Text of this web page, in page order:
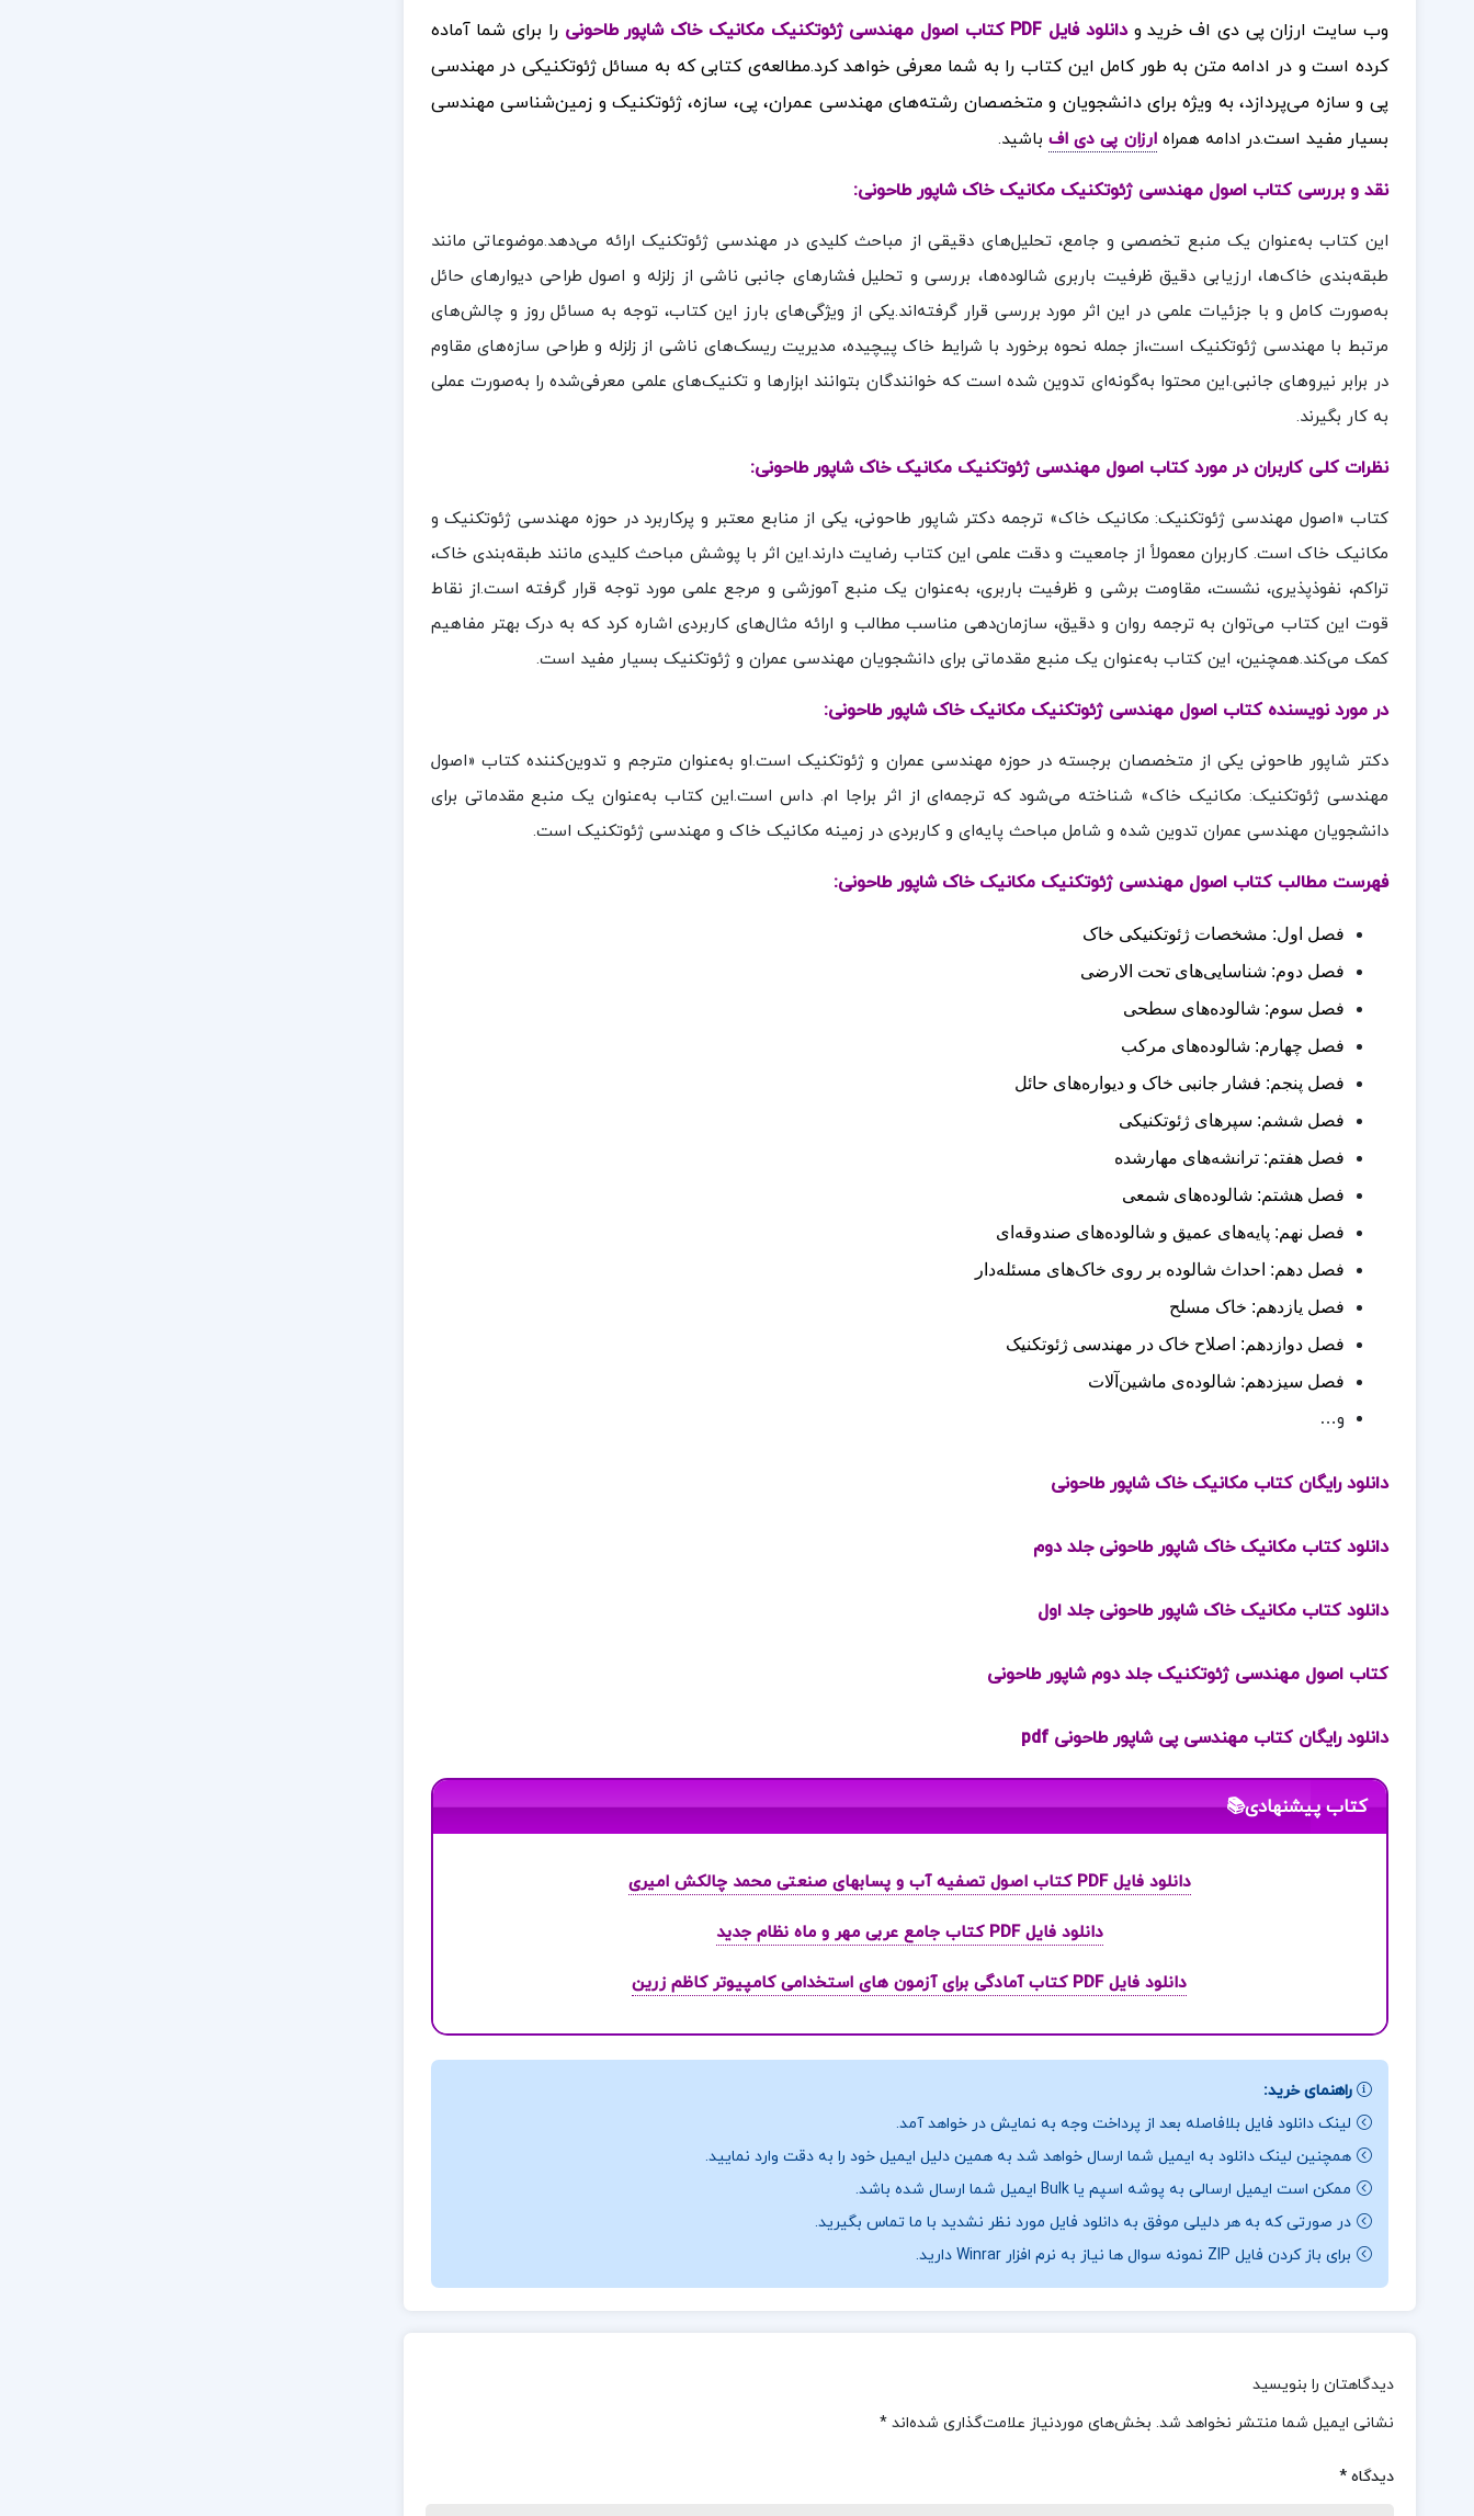
وب سایت ارزان پی دی اف خرید ودانلود فایل PDF کتاب اصول مهندسی ژئوتکنیک مکانیک خاک شاپور طاحونی
را برای شما آماده
کرده است و در ادامه متن به طور کامل این کتاب را به شما معرفی خواهد کرد.مطالعه‌ی کتابی که به مسائل ژئوتکنیکی در مهندسی
پی و سازه می‌پردازد، به ویژه برای دانشجویان و متخصصان رشته‌های مهندسی عمران، پی، سازه، ژئوتکنیک و زمین‌شناسی مهندسی
بسیار مفید است.در ادامه همراهارزان پی دی اف باشید.
نقد و بررسی کتاب اصول مهندسی ژئوتکنیک مکانیک خاک شاپور طاحونی:
این کتاب به‌عنوان یک منبع تخصصی و جامع، تحلیل‌های دقیقی از مباحث کلیدی در مهندسی ژئوتکنیک ارائه می‌دهد.موضوعاتی مانند
طبقه‌بندی خاک‌ها، ارزیابی دقیق ظرفیت باربری شالوده‌ها، بررسی و تحلیل فشارهای جانبی ناشی از زلزله و اصول طراحی دیوارهای حائل
به‌صورت کامل و با جزئیات علمی در این اثر مورد بررسی قرار گرفته‌اند.یکی از ویژگی‌های بارز این کتاب، توجه به مسائل روز و چالش‌های
مرتبط با مهندسی ژئوتکنیک است،از جمله نحوه برخورد با شرایط خاک پیچیده، مدیریت ریسک‌های ناشی از زلزله و طراحی سازه‌های مقاوم
در برابر نیروهای جانبی.این محتوا به‌گونه‌ای تدوین شده است که خوانندگان بتوانند ابزارها و تکنیک‌های علمی معرفی‌شده را به‌صورت عملی
به کار بگیرند.
نظرات کلی کاربران در مورد کتاب اصول مهندسی ژئوتکنیک مکانیک خاک شاپور طاحونی:
کتاب «اصول مهندسی ژئوتکنیک: مکانیک خاک» ترجمه دکتر شاپور طاحونی، یکی از منابع معتبر و پرکاربرد در حوزه مهندسی ژئوتکنیک و
مکانیک خاک است. کاربران معمولاً از جامعیت و دقت علمی این کتاب رضایت دارند.این اثر با پوشش مباحث کلیدی مانند طبقه‌بندی خاک،
تراکم، نفوذپذیری، نشست، مقاومت برشی و ظرفیت باربری، به‌عنوان یک منبع آموزشی و مرجع علمی مورد توجه قرار گرفته است.از نقاط
قوت این کتاب می‌توان به ترجمه روان و دقیق، سازمان‌دهی مناسب مطالب و ارائه مثال‌های کاربردی اشاره کرد که به درک بهتر مفاهیم
کمک می‌کند.همچنین، این کتاب به‌عنوان یک منبع مقدماتی برای دانشجویان مهندسی عمران و ژئوتکنیک بسیار مفید است.
در مورد نویسنده کتاب اصول مهندسی ژئوتکنیک مکانیک خاک شاپور طاحونی:
دکتر شاپور طاحونی یکی از متخصصان برجسته در حوزه مهندسی عمران و ژئوتکنیک است.او به‌عنوان مترجم و تدوین‌کننده کتاب «اصول
مهندسی ژئوتکنیک: مکانیک خاک» شناخته می‌شود که ترجمه‌ای از اثر براجا ام. داس است.این کتاب به‌عنوان یک منبع مقدماتی برای
دانشجویان مهندسی عمران تدوین شده و شامل مباحث پایه‌ای و کاربردی در زمینه مکانیک خاک و مهندسی ژئوتکنیک است.
فهرست مطالب کتاب اصول مهندسی ژئوتکنیک مکانیک خاک شاپور طاحونی:
فصل اول: مشخصات ژئوتکنیکی خاک
فصل دوم: شناسایی‌های تحت الارضی
فصل سوم: شالوده‌های سطحی
فصل چهارم: شالوده‌های مرکب
فصل پنجم: فشار جانبی خاک و دیواره‌های حائل
فصل ششم: سپرهای ژئوتکنیکی
فصل هفتم: ترانشه‌های مهارشده
فصل هشتم: شالوده‌های شمعی
فصل نهم: پایه‌های عمیق و شالوده‌های صندوقه‌ای
فصل دهم: احداث شالوده بر روی خاک‌های مسئله‌دار
فصل یازدهم: خاک مسلح
فصل دوازدهم: اصلاح خاک در مهندسی ژئوتکنیک
فصل سیزدهم: شالوده‌ی ماشین‌آلات
و…
دانلود رایگان کتاب مکانیک خاک شاپور طاحونی
دانلود کتاب مکانیک خاک شاپور طاحونی جلد دوم
دانلود کتاب مکانیک خاک شاپور طاحونی جلد اول
کتاب اصول مهندسی ژئوتکنیک جلد دوم شاپور طاحونی
دانلود رایگان کتاب مهندسی پی شاپور طاحونی pdf
کتاب پیشنهادی📚
دانلود فایل PDF کتاب اصول تصفیه آب و پسابهای صنعتی محمد چالکش امیری
دانلود فایل PDF کتاب جامع عربی مهر و ماه نظام جدید
دانلود فایل PDF کتاب آمادگی برای آزمون های استخدامی کامپیوتر کاظم زرین
راهنمای خرید:
لینک دانلود فایل بلافاصله بعد از پرداخت وجه به نمایش در خواهد آمد.
همچنین لینک دانلود به ایمیل شما ارسال خواهد شد به همین دلیل ایمیل خود را به دقت وارد نمایید.
ممکن است ایمیل ارسالی به پوشه اسپم یا Bulk ایمیل شما ارسال شده باشد.
در صورتی که به هر دلیلی موفق به دانلود فایل مورد نظر نشدید با ما تماس بگیرید.
برای باز کردن فایل ZIP نمونه سوال ها نیاز به نرم افزار Winrar دارید.
دیدگاهتان را بنویسید
نشانی ایمیل شما منتشر نخواهد شد. بخش‌های موردنیاز علامت‌گذاری شده‌اند*
دیدگاه*